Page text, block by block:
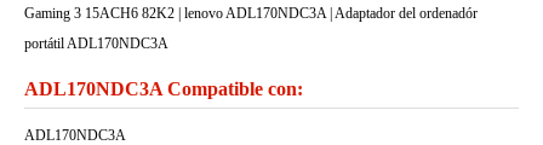
Gaming 3 15ACH6 82K2 | lenovo ADL170NDC3A | Adaptador del ordenadór
portátil ADL170NDC3A
ADL170NDC3A Compatible con:
ADL170NDC3A